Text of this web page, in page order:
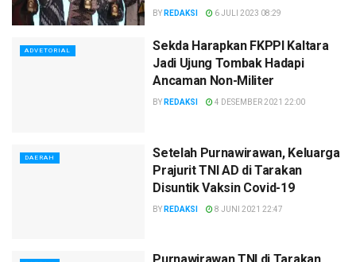
BY REDAKSI 6 JULI 2023 08:29
ADVETORIAL
Sekda Harapkan FKPPI Kaltara
Jadi Ujung Tombak Hadapi
Ancaman Non-Militer
BY REDAKSI 4 DESEMBER 2021 22:00
DAERAH
Setelah Purnawirawan, Keluarga
Prajurit TNI AD di Tarakan
Disuntik Vaksin Covid-19
BY REDAKSI 8 JUNI 2021 22:47